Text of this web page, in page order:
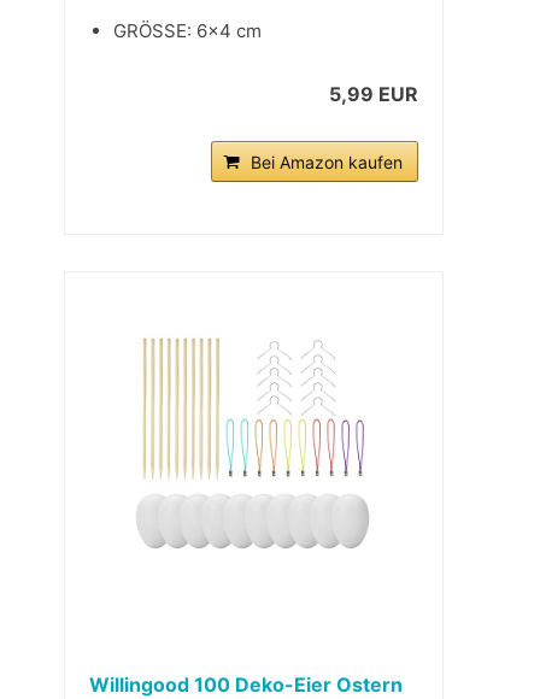
GRÖSSE: 6×4 cm
5,99 EUR
Bei Amazon kaufen
Willingood 100 Deko-Eier Ostern